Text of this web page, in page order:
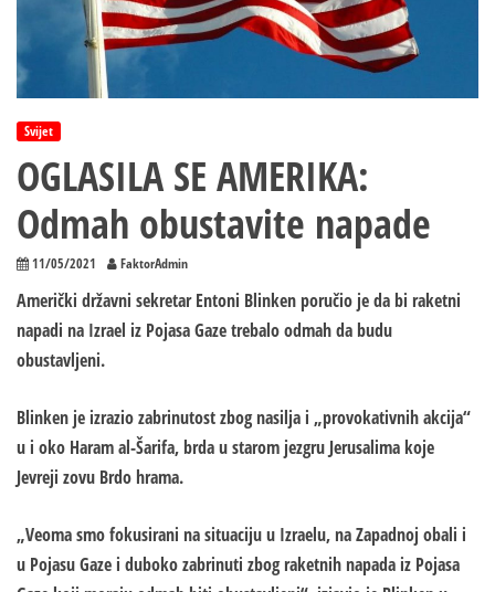
Svijet
OGLASILA SE AMERIKA:
Odmah obustavite napade
11/05/2021 FaktorAdmin
Američki državni sekretar Entoni Blinken poručio je da bi raketni
napadi na Izrael iz Pojasa Gaze trebalo odmah da budu
obustavljeni.
Blinken je izrazio zabrinutost zbog nasilja i „provokativnih akcija“
u i oko Haram al-Šarifa, brda u starom jezgru Jerusalima koje
Jevreji zovu Brdo hrama.
„Veoma smo fokusirani na situaciju u Izraelu, na Zapadnoj obali i
u Pojasu Gaze i duboko zabrinuti zbog raketnih napada iz Pojasa